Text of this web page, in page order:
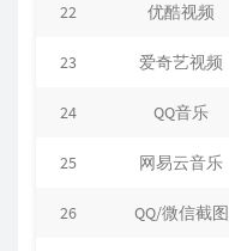
22 优酷视频
23 爱奇艺视频
24 QQ音乐
25 网易云音乐
26 QQ/微信截图